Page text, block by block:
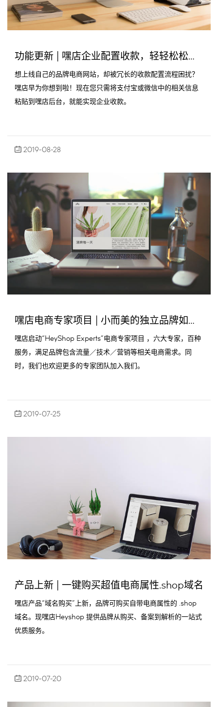
功能更新 | 嘿店企业配置收款，轻轻松松只需三分钟
想上线自己的品牌电商网站，却被冗长的收款配置流程困扰？
嘿店早为你想到啦！现在您只需将支付宝或微信中的相关信息
粘贴到嘿店后台，就能实现企业收款。
2019-08-28
嘿店电商专家项目 | 小而美的独立品牌如何获得更多忠实消费者？
嘿店启动“HeyShop Experts”电商专家项目 ，六大专家，百种
服务，满足品牌包含流量／技术／营销等相关电商需求。同
时，我们也欢迎更多的专家团队加入我们。
2019-07-25
产品上新 | 一键购买超值电商属性.shop域名
嘿店产品“域名购买”上新，品牌可购买自带电商属性的 .shop
域名。现嘿店Heyshop 提供品牌从购买、备案到解析的一站式
优质服务。
2019-07-20